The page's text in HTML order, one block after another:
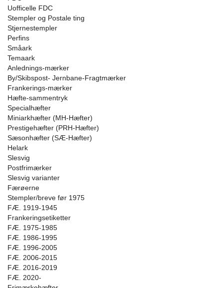
Uofficelle FDC
Stempler og Postale ting
Stjernestempler
Perfins
Småark
Temaark
Anlednings-mærker
By/Skibspost- Jernbane-Fragtmærker
Frankerings-mærker
Hæfte-sammentryk
Specialhæfter
Miniarkhæfter (MH-Hæfter)
Prestigehæfter (PRH-Hæfter)
Sæsonhæfter (SÆ-Hæfter)
Helark
Slesvig
Postfrimærker
Slesvig varianter
Færøerne
Stempler/breve før 1975
FÆ. 1919-1945
Frankeringsetiketter
FÆ. 1975-1985
FÆ. 1986-1995
FÆ. 1996-2005
FÆ. 2006-2015
FÆ. 2016-2019
FÆ. 2020-